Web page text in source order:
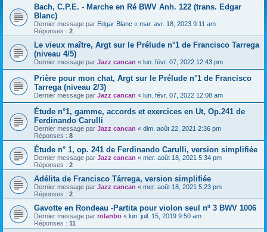
Bach, C.P.E. - Marche en Ré BWV Anh. 122 (trans. Edgar
Blanc)
Dernier message par Edgar Blanc « mar. avr. 18, 2023 9:11 am
Réponses : 2
Le vieux maître, Argt sur le Prélude n°1 de Francisco Tarrega
(niveau 4/5)
Dernier message par Jazz cancan « lun. févr. 07, 2022 12:43 pm
Prière pour mon chat, Argt sur le Prélude n°1 de Francisco
Tarrega (niveau 2/3)
Dernier message par Jazz cancan « lun. févr. 07, 2022 12:08 am
Étude n°1, gamme, accords et exercices en Ut, Op.241 de
Ferdinando Carulli
Dernier message par Jazz cancan « dim. août 22, 2021 2:36 pm
Réponses : 8
Étude n° 1, op. 241 de Ferdinando Carulli, version simplifiée
Dernier message par Jazz cancan « mer. août 18, 2021 5:34 pm
Réponses : 2
Adélita de Francisco Tárrega, version simplifiée
Dernier message par Jazz cancan « mer. août 18, 2021 5:23 pm
Réponses : 2
Gavotte en Rondeau -Partita pour violon seul nº 3 BWV 1006
Dernier message par rolanbo « lun. juil. 15, 2019 9:50 am
Réponses : 11